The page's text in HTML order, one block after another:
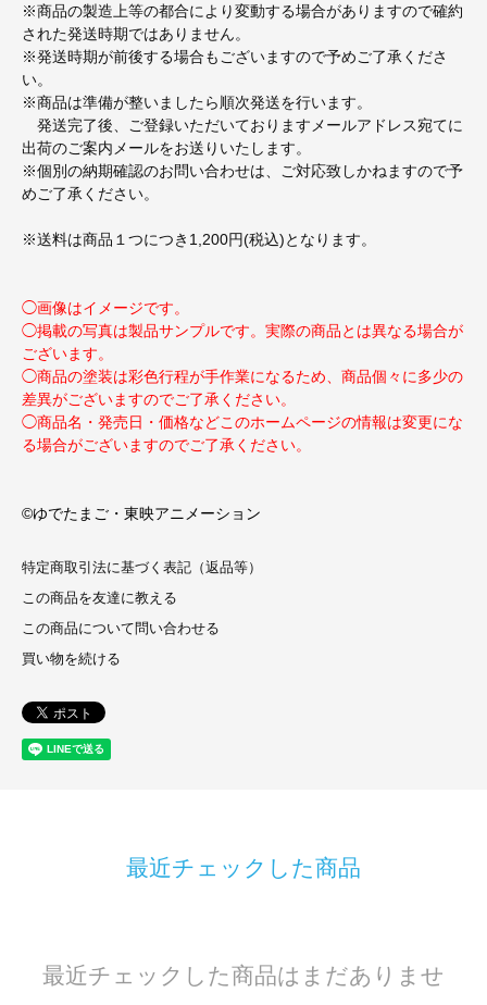
※商品の製造上等の都合により変動する場合がありますので確約
された発送時期ではありません。
※発送時期が前後する場合もございますので予めご了承くださ
い。
※商品は準備が整いましたら順次発送を行います。
発送完了後、ご登録いただいておりますメールアドレス宛てに
出荷のご案内メールをお送りいたします。
※個別の納期確認のお問い合わせは、ご対応致しかねますので予
めご了承ください。
※送料は商品１つにつき1,200円(税込)となります。
◯画像はイメージです。
◯掲載の写真は製品サンプルです。実際の商品とは異なる場合が
ございます。
◯商品の塗装は彩色行程が手作業になるため、商品個々に多少の
差異がございますのでご了承ください。
◯商品名・発売日・価格などこのホームページの情報は変更にな
る場合がございますのでご了承ください。
©ゆでたまご・東映アニメーション
特定商取引法に基づく表記（返品等）
この商品を友達に教える
この商品について問い合わせる
買い物を続ける
最近チェックした商品
最近チェックした商品はまだありませ